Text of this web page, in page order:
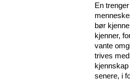
En
bør
kjenner,
vante
trives
senere, i